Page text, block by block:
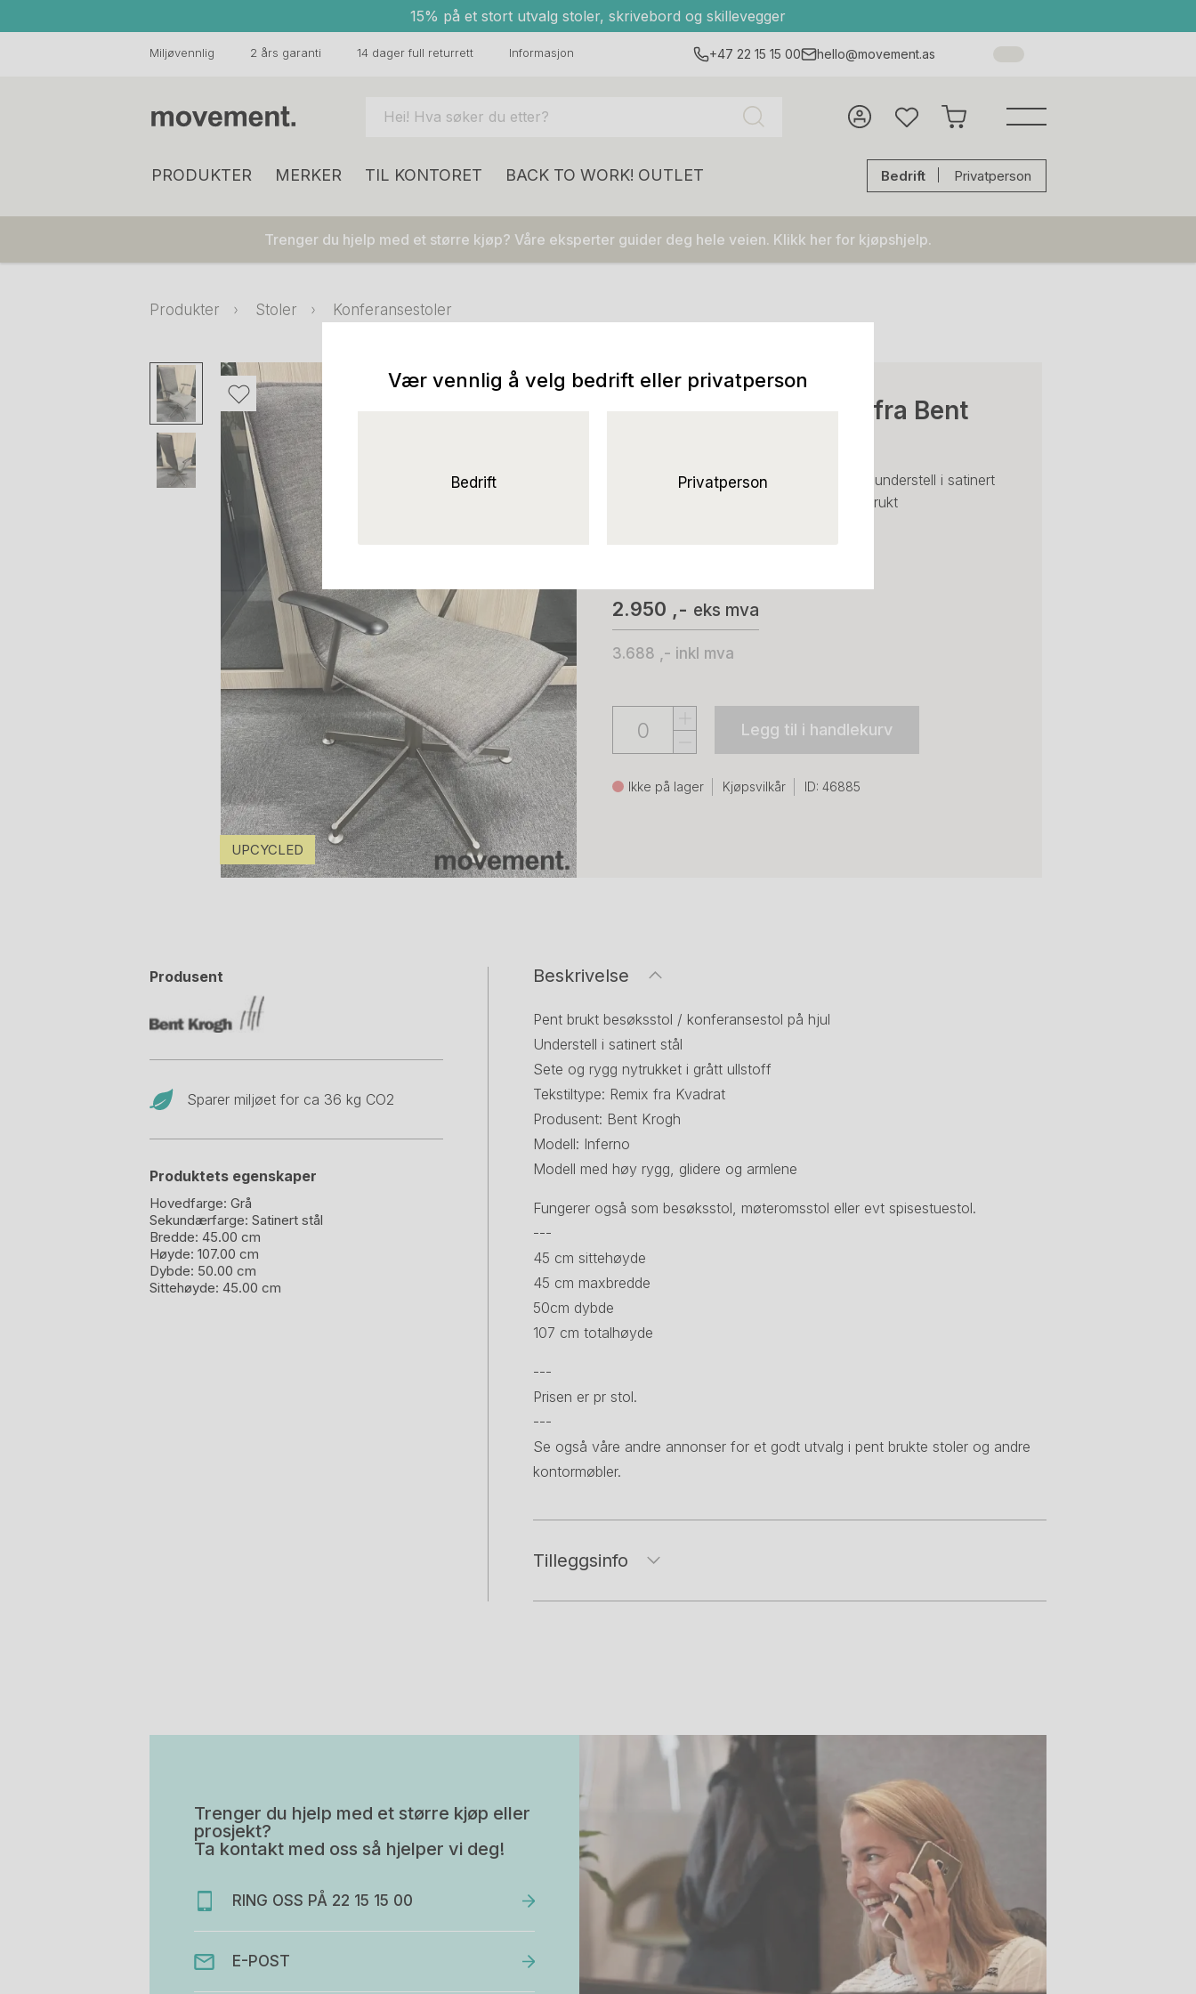
15% på et stort utvalg stoler, skrivebord og skillevegger
Miljøvennlig 2 års garanti 14 dager full returrett Informasjon +47 22 15 15 00 hello@movement.as
PRODUKTER MERKER TIL KONTORET BACK TO WORK! OUTLET Bedrift Privatperson
Trenger du hjelp med et større kjøp? Våre eksperter guider deg hele veien. Klikk her for kjøpshjelp.
Produkter Stoler Konferansestoler
UPCYCLED
Solgt!Konferansestol fra Bent
Danmark, modell Inferno med høy rygg, understell i satinert
stål, nytrukket i grått Remix-stoff, pent brukt
2.950 ,- eks mva
3.688 ,- inkl mva
Legg til i handlekurv
Ikke på lager Kjøpsvilkår ID: 46885
Produsent
Sparer miljøet for ca 36 kg CO2
Produktets egenskaper
Hovedfarge: Grå
Sekundærfarge: Satinert stål
Bredde: 45.00 cm
Høyde: 107.00 cm
Dybde: 50.00 cm
Sittehøyde: 45.00 cm
Beskrivelse
Pent brukt besøksstol / konferansestol på hjul
Understell i satinert stål
Sete og rygg nytrukket i grått ullstoff
Tekstiltype: Remix fra Kvadrat
Produsent: Bent Krogh
Modell: Inferno
Modell med høy rygg, glidere og armlene
Fungerer også som besøksstol, møteromsstol eller evt spisestuestol.
---
45 cm sittehøyde
45 cm maxbredde
50cm dybde
107 cm totalhøyde
---
Prisen er pr stol.
---
Se også våre andre annonser for et godt utvalg i pent brukte stoler og andre
kontormøbler.
Tilleggsinfo
Trenger du hjelp med et større kjøp eller
prosjekt?
Ta kontakt med oss så hjelper vi deg!
RING OSS PÅ 22 15 15 00
E-POST
Vær vennlig å velg bedrift eller privatperson
Bedrift Privatperson